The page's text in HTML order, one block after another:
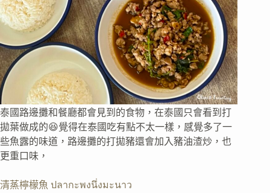
泰國路邊攤和餐廳都會見到的食物，在泰國只會看到打
拋葉做成的😆覺得在泰國吃有點不太一樣，感覺多了一
些魚露的味道，路邊攤的打拋豬還會加入豬油渣炒，也
更重口味，
清蒸檸檬魚 ปลากะพงนึ่งมะนาว